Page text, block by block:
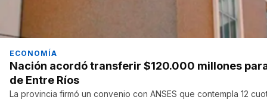
ECONOMÍA
Nación acordó transferir $120.000 millones
de Entre Ríos
La provincia firmó un convenio con ANSES que contempla 12